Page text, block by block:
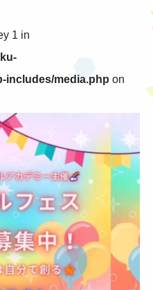
1 in
includes/media.php on